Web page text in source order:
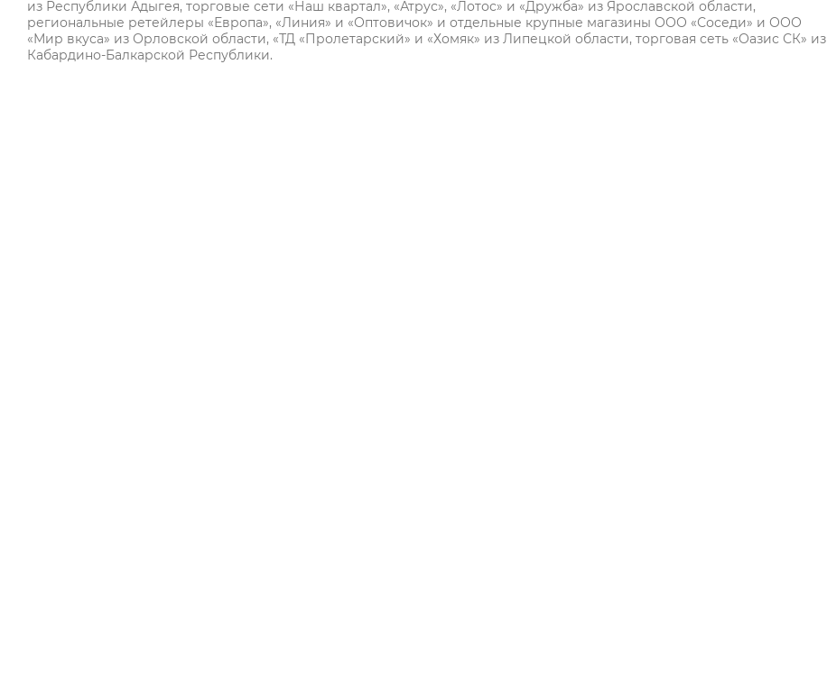
из Республики Адыгея, торговые сети «Наш квартал», «Атрус», «Лотос» и «Дружба» из Ярославской области,
региональные ретейлеры «Европа», «Линия» и «Оптовичок» и отдельные крупные магазины ООО «Соседи» и ООО
«Мир вкуса» из Орловской области, «ТД «Пролетарский» и «Хомяк» из Липецкой области, торговая сеть «Оазис СК» из
Кабардино-Балкарской Республики.